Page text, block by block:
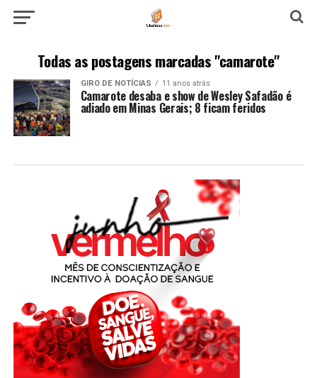
Todas as postagens marcadas "camarote"
GIRO DE NOTÍCIAS 11 anos atrás
Camarote desaba e show de Wesley Safadão é
adiado em Minas Gerais; 8 ficam feridos